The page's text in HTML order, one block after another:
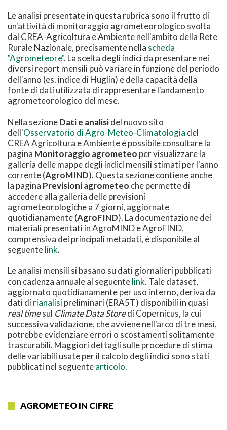
Le analisi presentate in questa rubrica sono il frutto di
un'attività di monitoraggio agrometeorologico svolta
dal CREA-Agricoltura e Ambiente nell'ambito della Rete
Rurale Nazionale, precisamente nella scheda
"Agrometeore". La scelta degli indici da presentare nei
diversi report mensili può variare in funzione del periodo
dell'anno (es. indice di Huglin) e della capacità della
fonte di dati utilizzata di rappresentare l'andamento
agrometeorologico del mese.
Nella sezioneDati e analisidel nuovo sito
dell'Osservatorio di Agro-Meteo-Climatologia del
CREA Agricoltura e Ambiente è possibile consultare la
pagina Monitoraggio agrometeo per visualizzare la
galleria delle mappe degli indici mensili stimati per l'anno
corrente (AgroMIND). Questa sezione contiene anche
la pagina Previsioni agrometeo che permette di
accedere alla galleria delle previsioni
agrometeorologiche a 7 giorni, aggiornate
quotidianamente (AgroFIND). La documentazione dei
materiali presentati in AgroMIND e AgroFIND,
comprensiva dei principali metadati, è disponibile al
seguentelink.
Le analisi mensili si basano su dati giornalieri pubblicati
con cadenza annuale al seguentelink. Tale dataset,
aggiornato quotidianamente per uso interno, deriva da
dati dirianalisipreliminari (ERA5T) disponibili in quasi
real timesul Climate Data Storedi Copernicus, la cui
successiva validazione, che avviene nell'arco di tre mesi,
potrebbe evidenziare errori o scostamenti solitamente
trascurabili. Maggiori dettagli sulle procedure di stima
delle variabili usate per il calcolo degli indici sono stati
pubblicati nel seguentearticolo.
AGROMETEO IN CIFRE